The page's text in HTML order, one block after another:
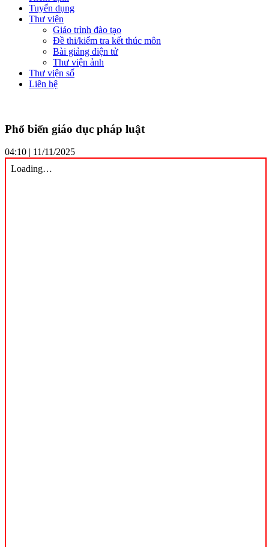
Tuyển dụng
Thư viện
Giáo trình đào tạo
Đề thi/kiểm tra kết thúc môn
Bài giảng điện tử
Thư viện ảnh
Thư viện số
Liên hệ
Phổ biến giáo dục pháp luật
04:10 | 11/11/2025